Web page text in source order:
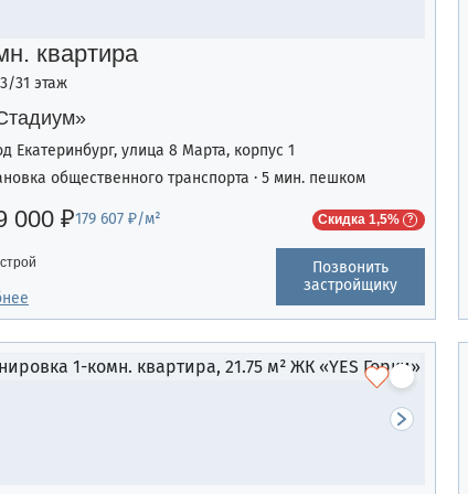
квартира
31 этаж
Екатеринбург, улица 8 Марта, корпус 1
общественного транспорта · 5 мин. пешком
000 ₽179 607 ₽/м² Скидка 1,5%
Позвонить
застройщику